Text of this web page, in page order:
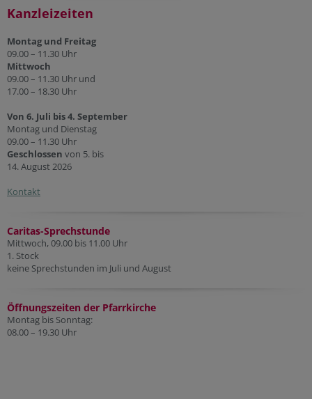
Kanzleizeiten
Montag und Freitag
09.00 – 11.30 Uhr
Mittwoch
09.00 – 11.30 Uhr und
17.00 – 18.30 Uhr
Von 6. Juli bis 4. September
Montag und Dienstag
09.00 – 11.30 Uhr
Geschlossen von 5. bis
14. August 2026
Kontakt
Caritas-Sprechstunde
Mittwoch, 09.00 bis 11.00 Uhr
1. Stock
keine Sprechstunden im Juli und August
Öffnungszeiten der Pfarrkirche
Montag bis Sonntag:
08.00 – 19.30 Uhr